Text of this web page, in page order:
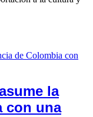
la
con una